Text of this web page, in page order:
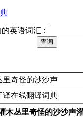
英语词汇：
里奇怪的沙沙声
译在线翻译词典
木丛里奇怪的沙沙声